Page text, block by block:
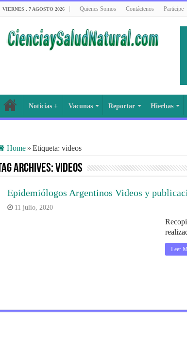
VIERNES , 7 AGOSTO 2026 Quienes Somos Contáctenos Participe
Noticias + Vacunas Reportar Hierbas
Home » Etiqueta: videos
Archives:videos
Epidemiólogos Argentinos Videos y
11 julio, 2020
Leer